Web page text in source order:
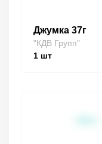
Джумка 37г
"КДВ Групп"
1 шт